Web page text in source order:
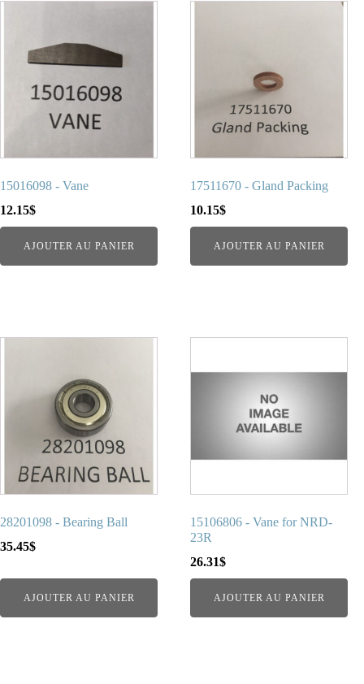
15016098 - Vane
12.15$
AJOUTER AU PANIER
17511670 - Gland Packing
10.15$
AJOUTER AU PANIER
28201098 - Bearing Ball
35.45$
AJOUTER AU PANIER
15106806 - Vane for NRD-
23R
26.31$
AJOUTER AU PANIER